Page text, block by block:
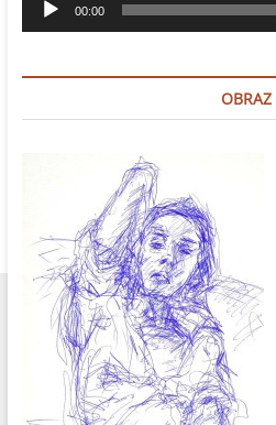
plików
00:00
OBRAZ